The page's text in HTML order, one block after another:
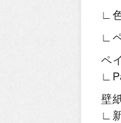
∟
∟
ペ
壁
∟